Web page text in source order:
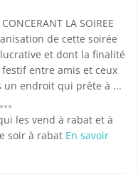
LA SOIREE
de cette soirée
et dont la finalité
entre amis et ceux
un endroit qui prête à ...
les vend à rabat et à
soir à rabat En savoir